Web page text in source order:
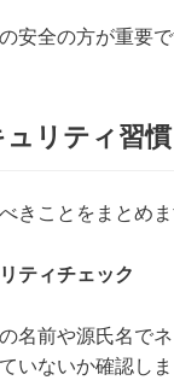
安全の方が重要で
ュリティ習慣
きことをまとめま
ティチェック
名前や源氏名で
いないか確認しま